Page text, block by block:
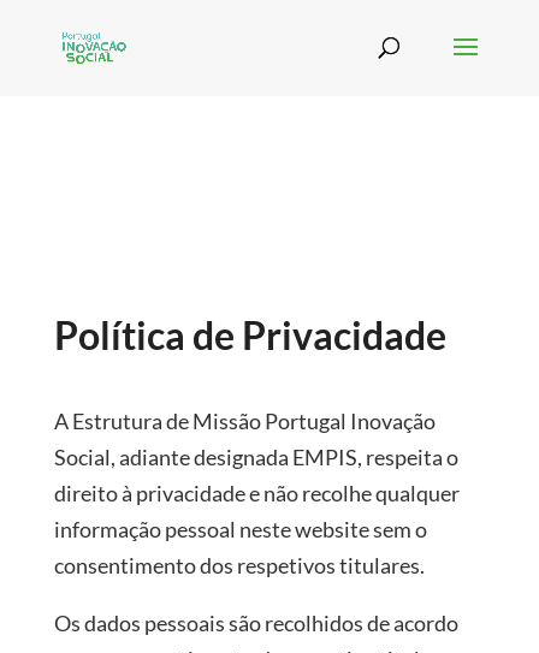
Política de Privacidade
A Estrutura de Missão Portugal Inovação
Social, adiante designada EMPIS, respeita o
direito à privacidade e não recolhe qualquer
informação pessoal neste website sem o
consentimento dos respetivos titulares.
Os dados pessoais são recolhidos de acordo